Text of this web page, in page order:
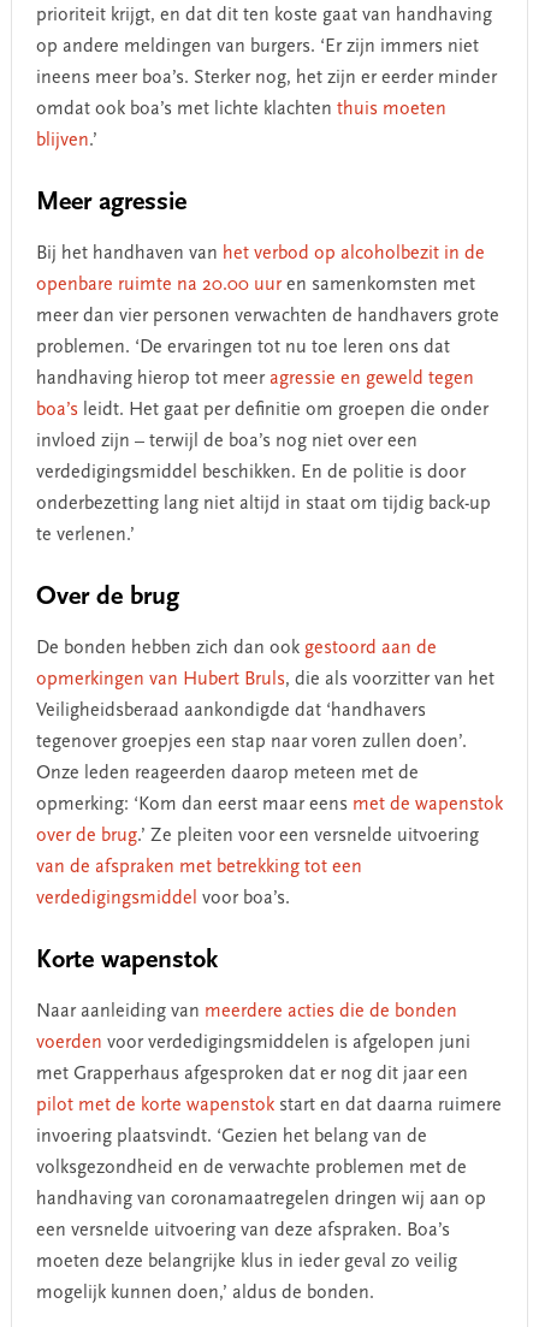
prioriteit krijgt, en dat dit ten koste gaat van handhaving
op andere meldingen van burgers. ‘Er zijn immers niet
ineens meer boa’s. Sterker nog, het zijn er eerder minder
omdat ook boa’s met lichte klachten thuis moeten
blijven.’
Meer agressie
Bij het handhaven van het verbod op alcoholbezit in de
openbare ruimte na 20.00 uuren samenkomsten met
meer dan vier personen verwachten de handhavers grote
problemen. ‘De ervaringen tot nu toe leren ons dat
handhaving hierop tot meer agressie en geweld tegen
boa’s leidt. Het gaat per definitie om groepen die onder
invloed zijn – terwijl de boa’s nog niet over een
verdedigingsmiddel beschikken. En de politie is door
onderbezetting lang niet altijd in staat om tijdig back-up
te verlenen.’
Over de brug
De bonden hebben zich dan ook gestoord aan de
opmerkingen van Hubert Bruls, die als voorzitter van het
Veiligheidsberaad aankondigde dat ‘handhavers
tegenover groepjes een stap naar voren zullen doen’.
Onze leden reageerden daarop meteen met de
opmerking: ‘Kom dan eerst maar eens met de wapenstok
over de brug.’ Ze pleiten voor een versnelde uitvoering
van de afspraken met betrekking tot een
verdedigingsmiddel voor boa’s.
Korte wapenstok
Naar aanleiding van meerdere acties die de bonden
voerden voor verdedigingsmiddelen is afgelopen juni
met Grapperhaus afgesproken dat er nog dit jaar een
pilot met de korte wapenstokstart en dat daarna ruimere
invoering plaatsvindt. ‘Gezien het belang van de
volksgezondheid en de verwachte problemen met de
handhaving van coronamaatregelen dringen wij aan op
een versnelde uitvoering van deze afspraken. Boa’s
moeten deze belangrijke klus in ieder geval zo veilig
mogelijk kunnen doen,’ aldus de bonden.